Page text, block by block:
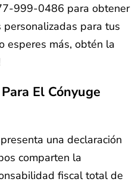
999-0486 para obtener
personalizadas para tus
esperes más, obtén la
El Cónyuge
una declaración
comparten la
fiscal total de